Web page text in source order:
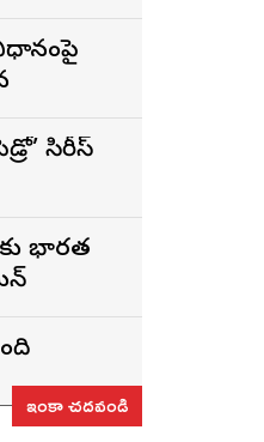
సిరీస్
భారత
ఇంకా చదవండి